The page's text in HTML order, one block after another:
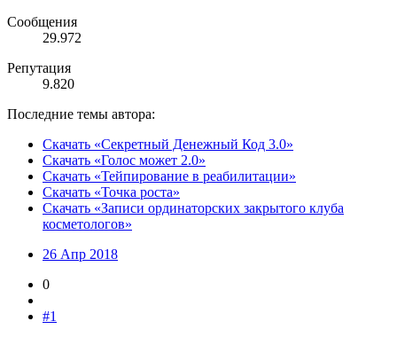
Сообщения
29.972
Репутация
9.820
Последние темы автора:
Скачать «Секретный Денежный Код 3.0»
Скачать «Голос может 2.0»
Скачать «Тейпирование в реабилитации»
Скачать «Точка роста»
Скачать «Записи ординаторских закрытого клуба
косметологов»
26 Апр 2018
0
#1